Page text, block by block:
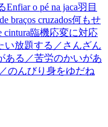
Enfiar o pé na jaca羽目
braços cruzados何もせ
cintura臨機応変に対応
い放題する／さんざん
ある／苦労のかいがあ
のんびり身をゆだね